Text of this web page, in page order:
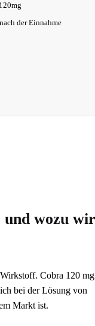
der Einnahme
wozu
Cobra 120
bei der Lösung von
Markt ist.